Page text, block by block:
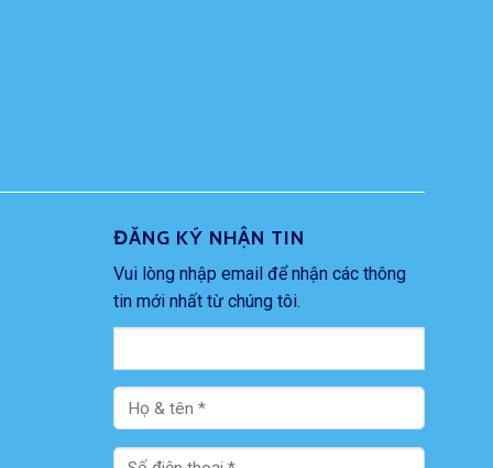
ĐĂNG KÝ NHẬN TIN
Vui lòng nhập email để nhận các thông
tin mới nhất từ chúng tôi.